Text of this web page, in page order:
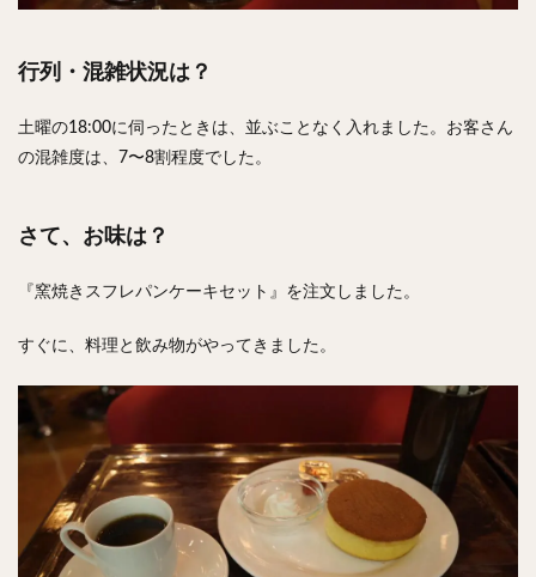
行列・混雑状況は？
土曜の18:00に伺ったときは、並ぶことなく入れました。お客さん
の混雑度は、7〜8割程度でした。
さて、お味は？
『窯焼きスフレパンケーキセット』を注文しました。
すぐに、料理と飲み物がやってきました。